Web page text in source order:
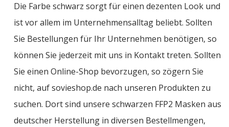
Die Farbe schwarz sorgt für einen dezenten Look und
ist vor allem im Unternehmensalltag beliebt. Sollten
Sie Bestellungen für Ihr Unternehmen benötigen, so
können Sie jederzeit mit uns in Kontakt treten. Sollten
Sie einen Online-Shop bevorzugen, so zögern Sie
nicht, auf sovieshop.de nach unseren Produkten zu
suchen. Dort sind unsere schwarzen FFP2 Masken aus
deutscher Herstellung in diversen Bestellmengen,